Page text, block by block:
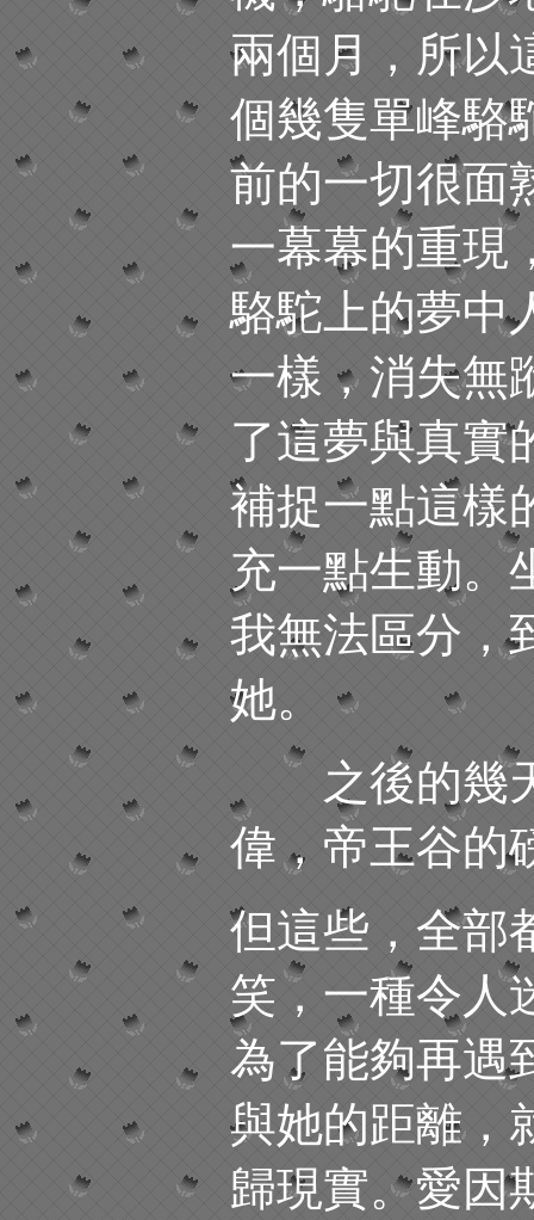
兩個月，所以
個幾隻單峰駱
前的一切很面
一幕幕的重現
駱駝上的夢中
一樣，消失無
了這夢與真實
補捉一點這樣
充一點生動。
我無法區分，
她。
之後的幾天
偉，帝王谷的
但這些，全部
笑，一種令人
為了能夠再遇
與她的距離，
歸現實。愛因